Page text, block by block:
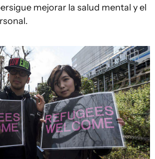
mejorar la salud mental y el